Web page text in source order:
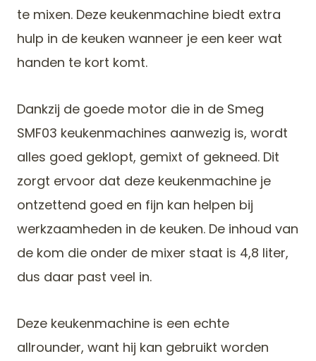
te mixen. Deze keukenmachine biedt extra
hulp in de keuken wanneer je een keer wat
handen te kort komt.
Dankzij de goede motor die in de Smeg
SMF03 keukenmachines aanwezig is, wordt
alles goed geklopt, gemixt of gekneed. Dit
zorgt ervoor dat deze keukenmachine je
ontzettend goed en fijn kan helpen bij
werkzaamheden in de keuken. De inhoud van
de kom die onder de mixer staat is 4,8 liter,
dus daar past veel in.
Deze keukenmachine is een echte
allrounder, want hij kan gebruikt worden